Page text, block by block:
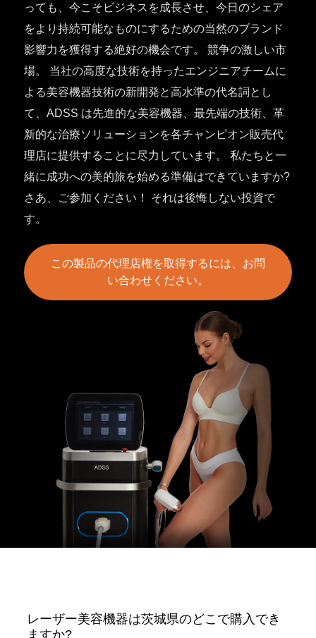
っても、今こそビジネスを成長させ、今日のシェア
をより持続可能なものにするための当然のブランド
影響力を獲得する絶好の機会です。 競争の激しい市
場。 当社の高度な技術を持ったエンジニアチームに
よる美容機器技術の新開発と高水準の代名詞とし
て、ADSS は先進的な美容機器、最先端の技術、革
新的な治療ソリューションを各チャンピオン販売代
理店に提供することに尽力しています。 私たちと一
緒に成功への美的旅を始める準備はできていますか?
さあ、ご参加ください！ それは後悔しない投資で
す。
この製品の代理店権を取得するには、お問
い合わせください。
レーザー美容機器は茨城県のどこで購入でき
ますか?